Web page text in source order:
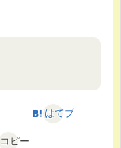
はてブ
コピー